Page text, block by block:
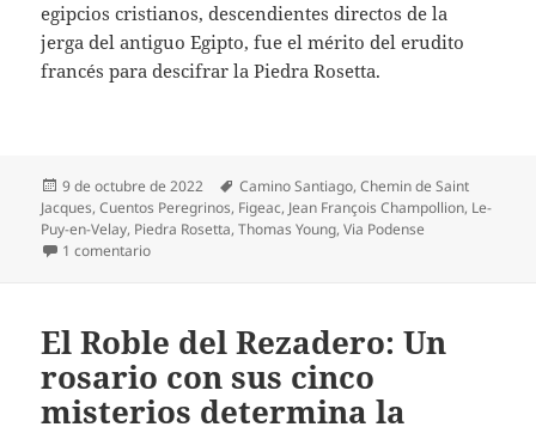
egipcios cristianos, descendientes directos de la
jerga del antiguo Egipto, fue el mérito del erudito
francés para descifrar la Piedra Rosetta.
Publicado
el
9 de octubre de 2022 Etiquetas
Camino Santiago,Chemin de Saint
Jacques,Cuentos Peregrinos, Figeac, Jean François Champollion, Le-
Puy-en-Velay, Piedra Rosetta,Thomas Young,Via Podense
1 comentarioen Jean François Champollion, «El Padre de la
El Roble del Rezadero: Un
rosario con sus cinco
misterios determina la